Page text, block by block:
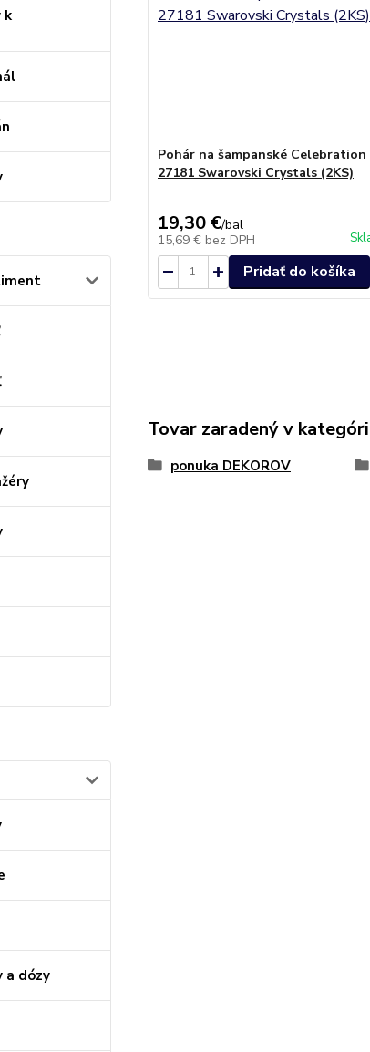
k
a dózy
Pohár na šampanské Celebration
27181 Swarovski Crystals (2KS)
19,30 €/bal
15,69 € bez DPH
Pridať do košíka
Tovar zaradený v
ponuka DEKOROV